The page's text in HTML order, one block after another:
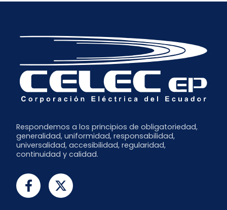
Respondemos a los principios de obligatoriedad,
generalidad, uniformidad, responsabilidad,
universalidad, accesibilidad, regularidad,
continuidad y calidad.